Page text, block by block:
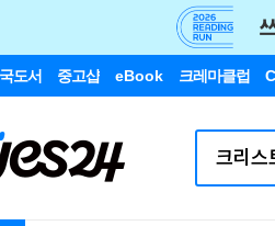
도서 중고샵 eBook 크레마클럽